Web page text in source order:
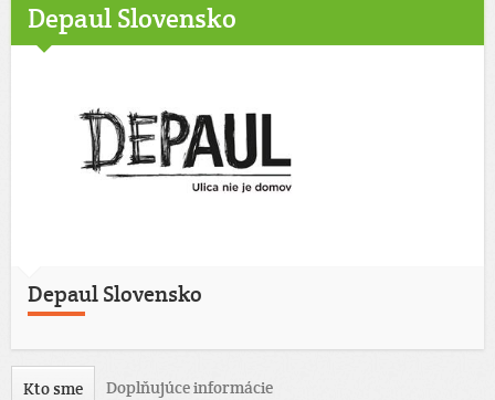
Depaul Slovensko
Depaul Slovensko
Kto sme Doplňujúce informácie